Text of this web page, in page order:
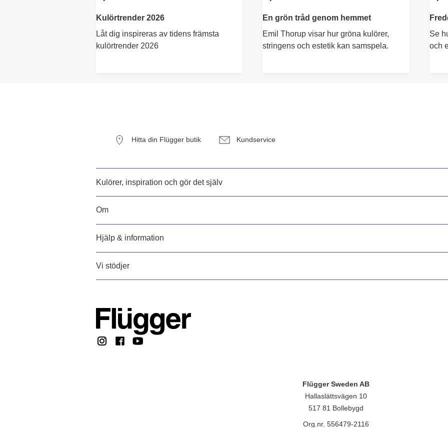
Kulörtrender 2026
Låt dig inspireras av tidens främsta
kulörtrender 2026
En grön tråd genom hemmet
Emil Thorup visar hur gröna kulörer,
stringens och estetik kan samspela.
Se
och
Hitta din Flügger butik Kundservice
Kulörer, inspiration och gör det själv
Om
Hjälp & information
Vi stödjer
Flügger Sweden AB
Hallaslättsvägen 10
517 81 Bollebygd
Org.nr. 556479-2116